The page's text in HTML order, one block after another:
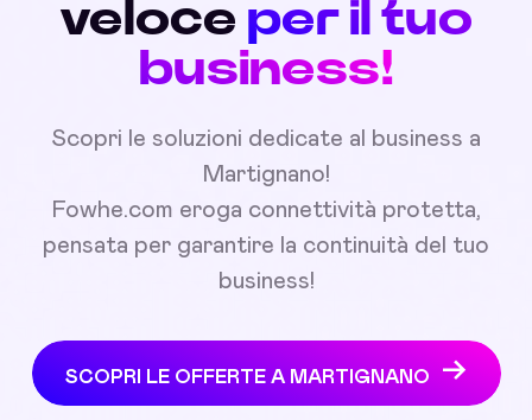
veloce per il tuo
business!
Scopri le soluzioni dedicate al business a
Martignano!
Fowhe.com eroga connettività protetta,
pensata per garantire la continuità del tuo
business!
SCOPRI LE OFFERTE A MARTIGNANO